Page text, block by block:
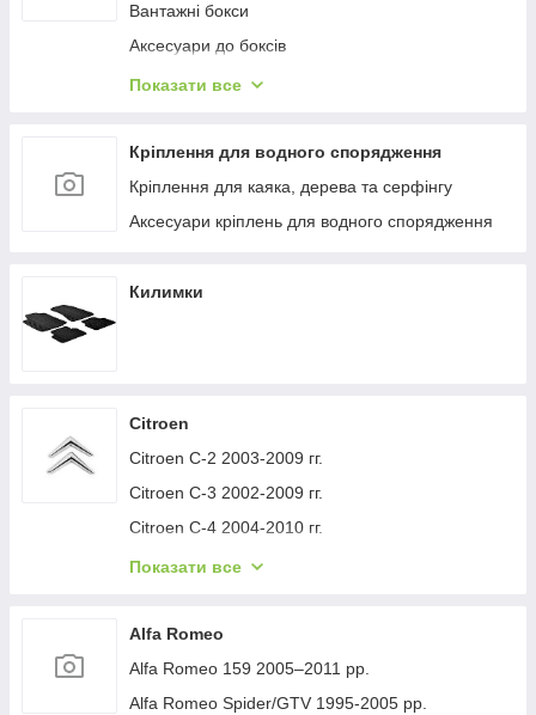
Вантажні бокси
Аксесуари до боксів
Палатки на дах
Бокси на фаркоп
Показати все
Кріплення для водного спорядження
Кріплення для каяка, дерева та серфінгу
Аксесуари кріплень для водного спорядження
Килимки
Citroen
Citroen C-2 2003-2009 гг.
Citroen C-3 2002-2009 гг.
Citroen C-4 2004-2010 гг.
Citroen C-1 2005-2014 гг.
Citroen C-4 Picasso 2006-2013 гг.
Citroen Nemo 2007-2017 гг.
Citroen Berlingo 1996-2008 гг.
Показати все
Alfa Romeo
Alfa Romeo 159 2005–2011 рр.
Alfa Romeo Spider/GTV 1995-2005 рр.